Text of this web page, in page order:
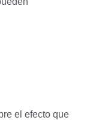
el efecto que